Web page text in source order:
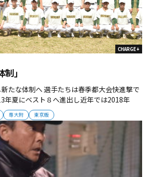
CHARGE+
専大附 東京版
」
たな体制へ 選手たちは春季都大会快進撃で
夏にベスト８へ進出し近年では2018年
になるなど実績を残してきた。今春には35
揮した岩渕一隆前監督が勇退し、新たな体
■情熱を注ぎ込んだベテラン指揮官 ...